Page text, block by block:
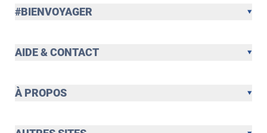
#BIENVOYAGER
AIDE & CONTACT
À PROPOS